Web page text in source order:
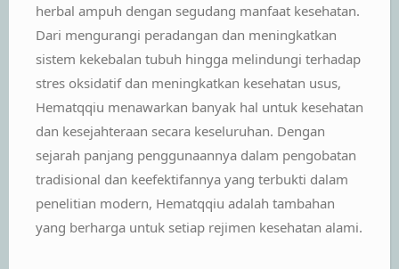
herbal ampuh dengan segudang manfaat kesehatan.
Dari mengurangi peradangan dan meningkatkan
sistem kekebalan tubuh hingga melindungi terhadap
stres oksidatif dan meningkatkan kesehatan usus,
Hematqqiu menawarkan banyak hal untuk kesehatan
dan kesejahteraan secara keseluruhan. Dengan
sejarah panjang penggunaannya dalam pengobatan
tradisional dan keefektifannya yang terbukti dalam
penelitian modern, Hematqqiu adalah tambahan
yang berharga untuk setiap rejimen kesehatan alami.